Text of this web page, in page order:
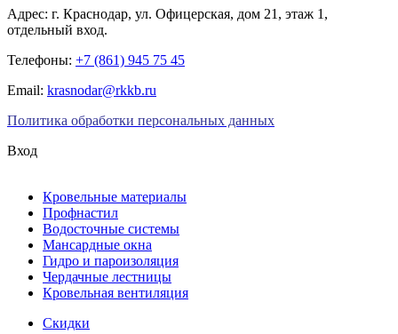
Адрес: г. Краснодар, ул. Офицерская, дом 21, этаж 1,
отдельный вход.
Телефоны: +7 (861) 945 75 45
Email: krasnodar@rkkb.ru
Политика обработки персональных данных
Вход
Кровельные материалы
Профнастил
Водосточные системы
Мансардные окна
Гидро и пароизоляция
Чердачные лестницы
Кровельная вентиляция
Скидки